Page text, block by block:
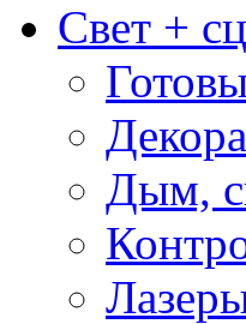
Свет +
Дым,